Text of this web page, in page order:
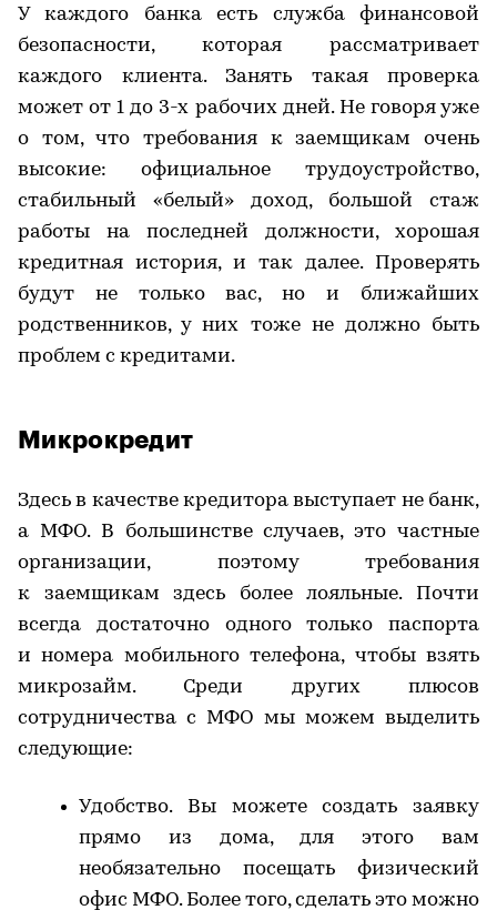
У каждого банка есть служба финансовой
безопасности, которая рассматривает
каждого клиента. Занять такая проверка
может от 1 до 3-х рабочих дней. Не говоря уже
о том, что требования к заемщикам очень
высокие: официальное трудоустройство,
стабильный «белый» доход, большой стаж
работы на последней должности, хорошая
кредитная история, и так далее. Проверять
будут не только вас, но и ближайших
родственников, у них тоже не должно быть
проблем с кредитами.
Микрокредит
Здесь в качестве кредитора выступает не банк,
а МФО. В большинстве случаев, это частные
организации, поэтому требования
к заемщикам здесь более лояльные. Почти
всегда достаточно одного только паспорта
и номера мобильного телефона, чтобы взять
микрозайм. Среди других плюсов
сотрудничества с МФО мы можем выделить
следующие:
Удобство. Вы можете создать заявку
прямо из дома, для этого вам
необязательно посещать физический
офис МФО. Более того, сделать это можно